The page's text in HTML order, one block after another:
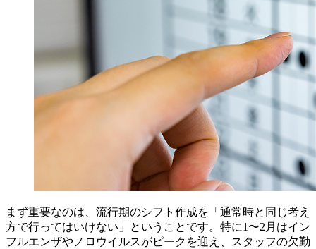
まず重要なのは、流行期のシフト作成を「通常時と同じ考え
方で行ってはいけない」ということです。特に1〜2月はイン
フルエンザやノロウイルスがピークを迎え、スタッフの欠勤